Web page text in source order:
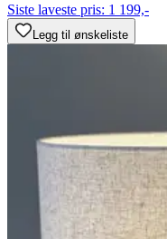
Siste laveste pris: 1 199,-
Legg til ønskeliste